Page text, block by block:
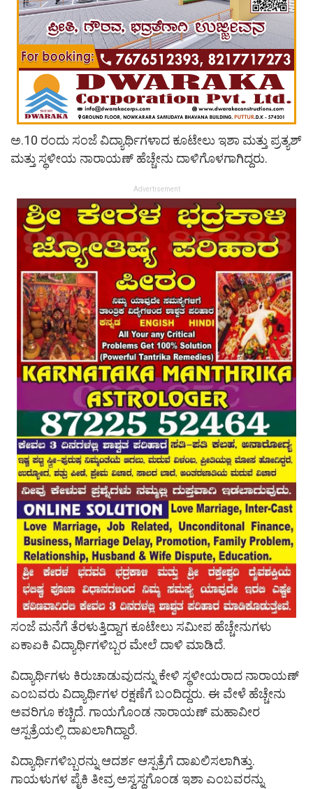
ಅ.10 ರಂದು ಸಂಜೆ ವಿದ್ಯಾರ್ಥಿಗಳಾದ ಕೂಟೇಲು ಇಶಾ ಮತ್ತು ಪ್ರತ್ಯಶ್
ಮತ್ತು ಸ್ಥಳೀಯ ನಾರಾಯಣ್ ಹೆಚ್ಚೇನು ದಾಳಿಗೊಳಗಾಗಿದ್ದರು.
Advertisement
ಸಂಜೆ ಮನೆಗೆ ತೆರಳುತ್ತಿದ್ದಾಗ ಕೂಟೇಲು ಸಮೀಪ ಹೆಚ್ಚೇನುಗಳು
ಏಕಾಏಕಿ ವಿದ್ಯಾರ್ಥಿಗಳಿಬ್ಬರ ಮೇಲೆ ದಾಳಿ ಮಾಡಿದೆ.
ವಿದ್ಯಾರ್ಥಿಗಳು ಕಿರುಚಾಡುವುದನ್ನು ಕೇಳಿ ಸ್ಥಳೀಯರಾದ ನಾರಾಯಣ್
ಎಂಬವರು ವಿದ್ಯಾರ್ಥಿಗಳ ರಕ್ಷಣೆಗೆ ಬಂದಿದ್ದರು. ಈ ವೇಳೆ ಹೆಚ್ಚೇನು
ಅವರಿಗೂ ಕಚ್ಚಿದೆ. ಗಾಯಗೊಂಡ ನಾರಾಯಣ್ ಮಹಾವೀರ
ಆಸ್ಪತ್ರೆಯಲ್ಲಿ ದಾಖಲಾಗಿದ್ದಾರೆ.
ವಿದ್ಯಾರ್ಥಿಗಳಿಬ್ಬರನ್ನು ಆದರ್ಶ ಆಸ್ಪತ್ರೆಗೆ ದಾಖಲಿಸಲಾಗಿತ್ತು.
ಗಾಯಳುಗಳ ಪೈಕಿ ತೀವ್ರ ಅಸ್ವಸ್ಥಗೊಂಡ ಇಶಾ ಎಂಬವರನ್ನು